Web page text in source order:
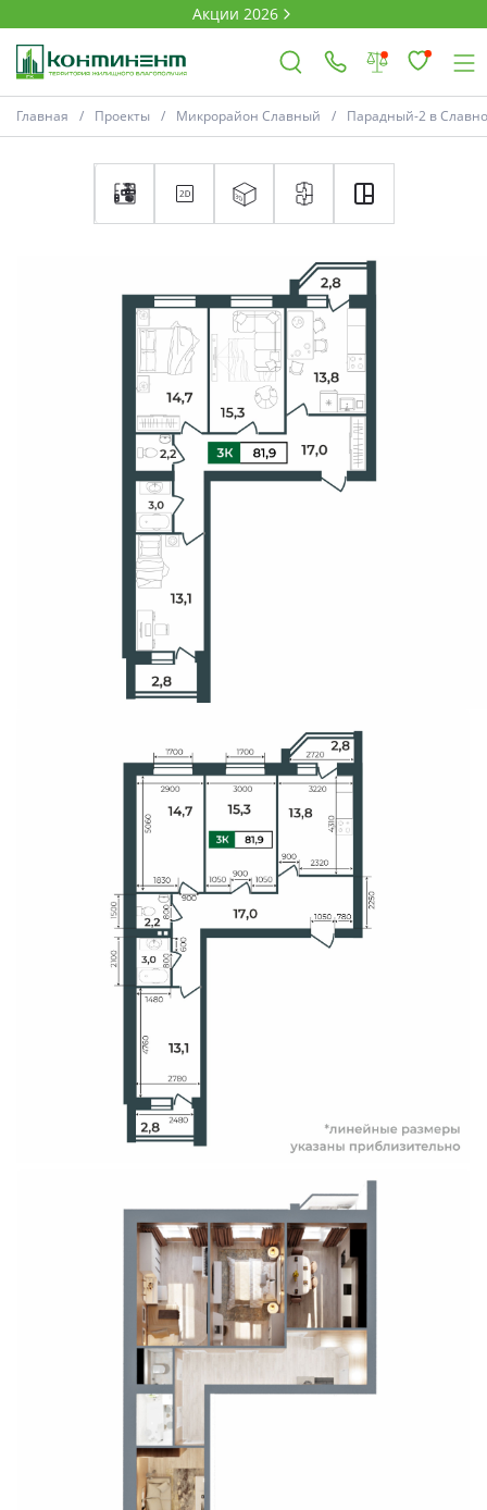
Акции 2026
Выбор недвижимости
Офис продаж
Главная Проекты Микрорайон Славный Парадный-2 в